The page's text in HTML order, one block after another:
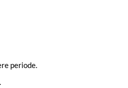
periode.